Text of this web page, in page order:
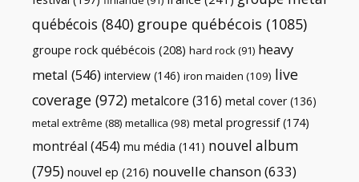
québécois (840) groupe québécois (1085)
groupe rock québécois (208) hard rock(91) heavy
metal (546) interview (146) iron maiden (109) live
coverage (972) metalcore (316) metal cover (136)
metal extrême (88) metallica (98) metal progressif(174)
montréal (454) mu média (141) nouvel album
(795) nouvel ep (216) nouvelle chanson(633)